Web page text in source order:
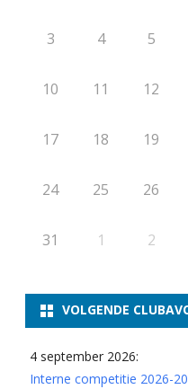
3 4 5
10 11 12
17 18 19
24 25 26
31 1 2
VOLGENDE
4 september 2026:
Interne competitie 2026-